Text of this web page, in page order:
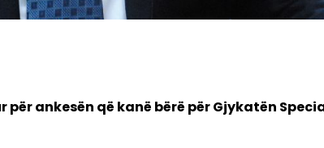
ankesën që kanë bërë për Gjykatën